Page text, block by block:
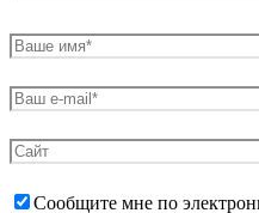
Сообщите мне по